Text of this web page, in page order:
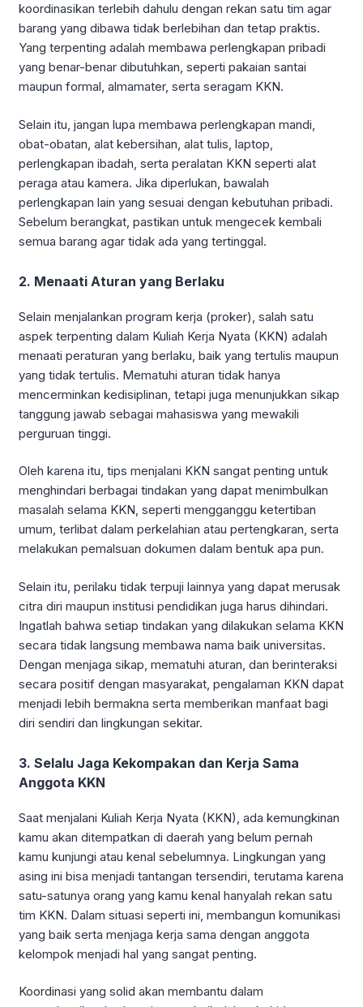
koordinasikan terlebih dahulu dengan rekan satu tim agar
barang yang dibawa tidak berlebihan dan tetap praktis.
Yang terpenting adalah membawa perlengkapan pribadi
yang benar-benar dibutuhkan, seperti pakaian santai
maupun formal, almamater, serta seragam KKN.
Selain itu, jangan lupa membawa perlengkapan mandi,
obat-obatan, alat kebersihan, alat tulis, laptop,
perlengkapan ibadah, serta peralatan KKN seperti alat
peraga atau kamera. Jika diperlukan, bawalah
perlengkapan lain yang sesuai dengan kebutuhan pribadi.
Sebelum berangkat, pastikan untuk mengecek kembali
semua barang agar tidak ada yang tertinggal.
2. Menaati Aturan yang Berlaku
Selain menjalankan program kerja (proker), salah satu
aspek terpenting dalam Kuliah Kerja Nyata (KKN) adalah
menaati peraturan yang berlaku, baik yang tertulis maupun
yang tidak tertulis. Mematuhi aturan tidak hanya
mencerminkan kedisiplinan, tetapi juga menunjukkan sikap
tanggung jawab sebagai mahasiswa yang mewakili
perguruan tinggi.
Oleh karena itu, tips menjalani KKN sangat penting untuk
menghindari berbagai tindakan yang dapat menimbulkan
masalah selama KKN, seperti mengganggu ketertiban
umum, terlibat dalam perkelahian atau pertengkaran, serta
melakukan pemalsuan dokumen dalam bentuk apa pun.
Selain itu, perilaku tidak terpuji lainnya yang dapat merusak
citra diri maupun institusi pendidikan juga harus dihindari.
Ingatlah bahwa setiap tindakan yang dilakukan selama KKN
secara tidak langsung membawa nama baik universitas.
Dengan menjaga sikap, mematuhi aturan, dan berinteraksi
secara positif dengan masyarakat, pengalaman KKN dapat
menjadi lebih bermakna serta memberikan manfaat bagi
diri sendiri dan lingkungan sekitar.
3. Selalu Jaga Kekompakan dan Kerja Sama
Anggota KKN
Saat menjalani Kuliah Kerja Nyata (KKN), ada kemungkinan
kamu akan ditempatkan di daerah yang belum pernah
kamu kunjungi atau kenal sebelumnya. Lingkungan yang
asing ini bisa menjadi tantangan tersendiri, terutama karena
satu-satunya orang yang kamu kenal hanyalah rekan satu
tim KKN. Dalam situasi seperti ini, membangun komunikasi
yang baik serta menjaga kerja sama dengan anggota
kelompok menjadi hal yang sangat penting.
Koordinasi yang solid akan membantu dalam